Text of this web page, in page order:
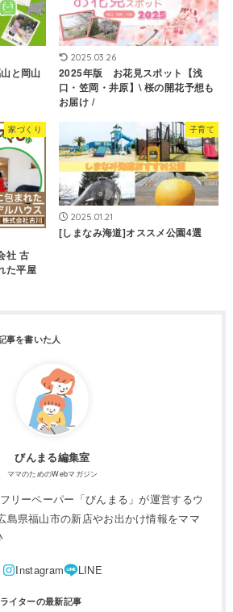
と岡山
2025.03.26
2025年版 お花見スポット【浅
口・笠岡・井原】\ 桜の開花予想も
お届け /
家づくり
社 古
た平屋
子育て
2025.01.21
[しまなみ海道]オススメ公園4選
びんまる編集室
ママのためのWebマガジン
リーペーパー「びんまる」が運営するウ
島県福山市の新店やお出かけ情報をママ